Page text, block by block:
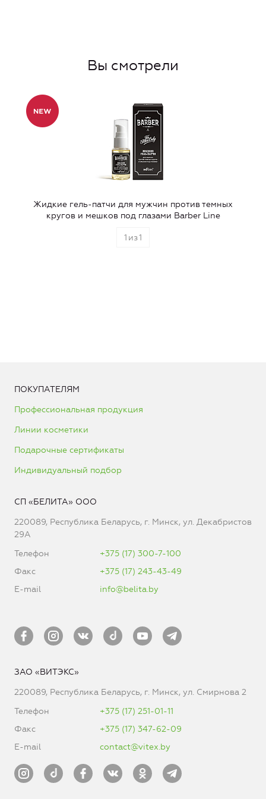
Вы смотрели
Жидкие гель-патчи для мужчин против темных
кругов и мешков под глазами Barber Line
1 из1
ПОКУПАТЕЛЯМ
Профессиональная продукция
Линии косметики
Подарочные сертификаты
Индивидуальный подбор
СП «БЕЛИТА» ООО
220089, Республика Беларусь, г. Минск, ул. Декабристов
29А
Телефон
+375 (17) 300-7-100
Факс
+375 (17) 243-43-49
E-mail
info@belita.by
ЗАО «ВИТЭКС»
220089, Республика Беларусь, г. Минск, ул. Смирнова 2
Телефон
+375 (17) 251-01-11
Факс
+375 (17) 347-62-09
E-mail
contact@vitex.by